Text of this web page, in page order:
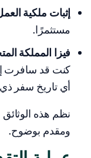
إثبات ملكية
مستثمرًا.
فيزا المملكة
كنت قد سافرت
أي تاريخ سفر
نظم هذه
ومقدم بوضوح.